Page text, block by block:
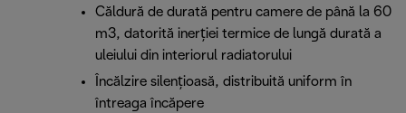
Căldură de durată pentru camere de până la 60
m3, datorită inerției termice de lungă durată a
uleiului din interiorul radiatorului
Încălzire silenţioasă, distribuită uniform în
întreaga încăpere